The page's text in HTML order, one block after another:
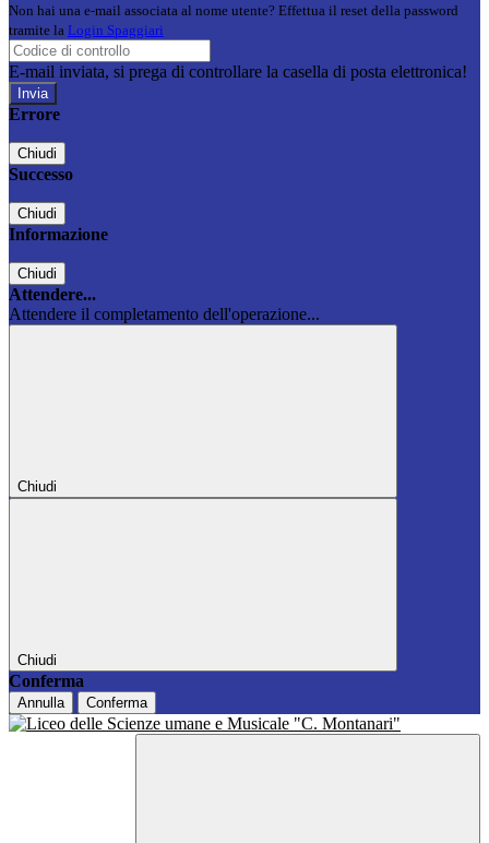
Non hai una e-mail associata al nome utente? Effettua il reset della password
tramite la Login Spaggiari
E-mail inviata, si prega di controllare la casella di posta elettronica!
Errore
Chiudi
Successo
Chiudi
Informazione
Chiudi
Attendere...
Attendere il completamento dell'operazione...
Chiudi
Chiudi
Conferma
Annulla Conferma